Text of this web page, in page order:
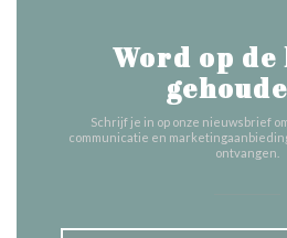
Word op de
Schrijf je in op onze nieuwsbrief
communicatie en
ontvangen.